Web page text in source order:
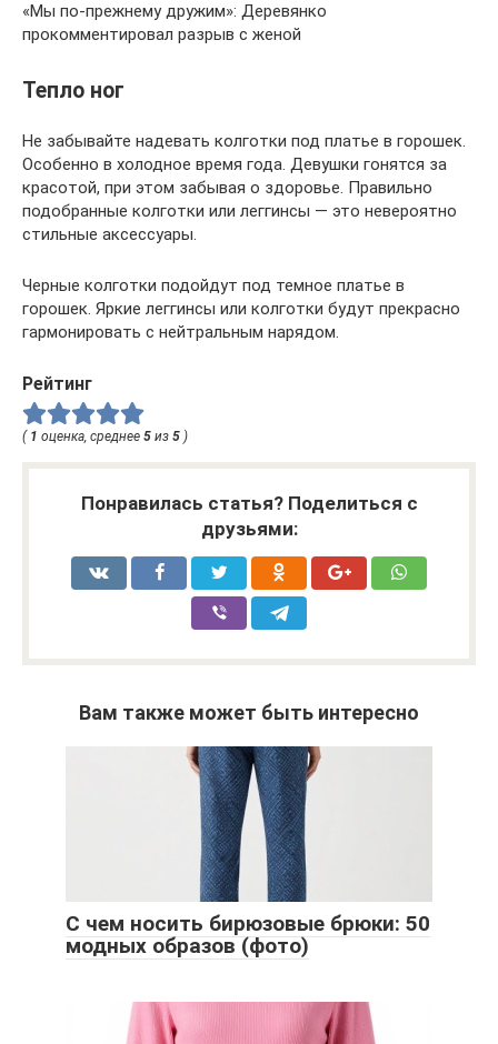
«Мы по-прежнему дружим»: Деревянко
прокомментировал разрыв с женой
Тепло ног
Не забывайте надевать колготки под платье в горошек.
Особенно в холодное время года. Девушки гонятся за
красотой, при этом забывая о здоровье. Правильно
подобранные колготки или леггинсы — это невероятно
стильные аксессуары.
Черные колготки подойдут под темное платье в
горошек. Яркие леггинсы или колготки будут прекрасно
гармонировать с нейтральным нарядом.
Рейтинг
( 1 оценка, среднее 5 из 5 )
Понравилась статья? Поделиться с
друзьями:
Вам также может быть интересно
С чем носить бирюзовые брюки: 50
модных образов (фото)